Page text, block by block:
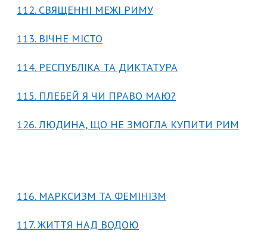
112. СВЯЩЕННІ МЕЖІ РИМУ
113. ВІЧНЕ МІСТО
114. РЕСПУБЛІКА ТА ДИКТАТУРА
115. ПЛЕБЕЙ Я ЧИ ПРАВО МАЮ?
126. ЛЮДИНА, ЩО НЕ ЗМОГЛА КУПИТИ РИМ
116. МАРКСИЗМ ТА ФЕМІНІЗМ
117. ЖИТТЯ НАД ВОДОЮ